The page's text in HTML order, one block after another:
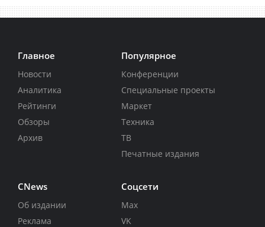
Главное
Новости
Аналитика
Рейтинги
Обзоры
Архив
Популярное
Конференции
Специальные проекты
Маркет
Техника
ТВ
Печатные издания
CNews
Об издании
Реклама
Соцсети
Max
VK